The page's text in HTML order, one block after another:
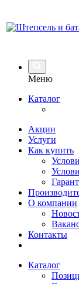
Меню
Каталог
Акции
Услуги
Как купить
О компании
Контакты
Каталог